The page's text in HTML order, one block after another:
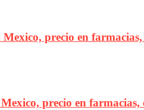
precio en farmacias,
precio en farmacias,